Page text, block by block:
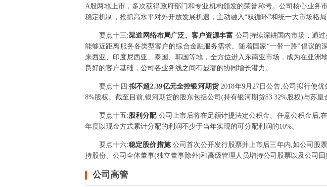
A股两地上市，多次获得政府部门和专业机构颁发的荣誉称号。公司核心业
稳定机制，抢抓高水平对外开放发展机遇，主动融入“双循环”和统一大市场格
要点十三:渠道网络布局广泛、客户资源丰富 公司持续深耕国内市场，通
能够近距离服务各类型客户的综合金融服务需求。随着国家“一带一路”倡议
来西亚、印度尼西亚、泰国、韩国等地，全方位进入东南亚市场，成为在亚
良好的客户基础，公司各业务线之间有显著的协同增长潜力。
要点十四 :拟不超2.39亿元全控银河期货2018年9月27日公告,公司拟行使
8%股权。截至目前,银河期货的股东包括公司(持有银河期货83.32%股权)与苏皇
要点十五:股利分配 公司上市后将在足额计提法定公积金、任意公积金后,
年度以现金方式累计分配的利润不少于当年实现的可分配利润的10%。
要点十六:稳定股价措施 公司首次公开发行股票并上市后三年内,如公司股
持股份、公司全体董事(独立董事除外)和高级管理人员增持公司股票以及公司回
公司高管